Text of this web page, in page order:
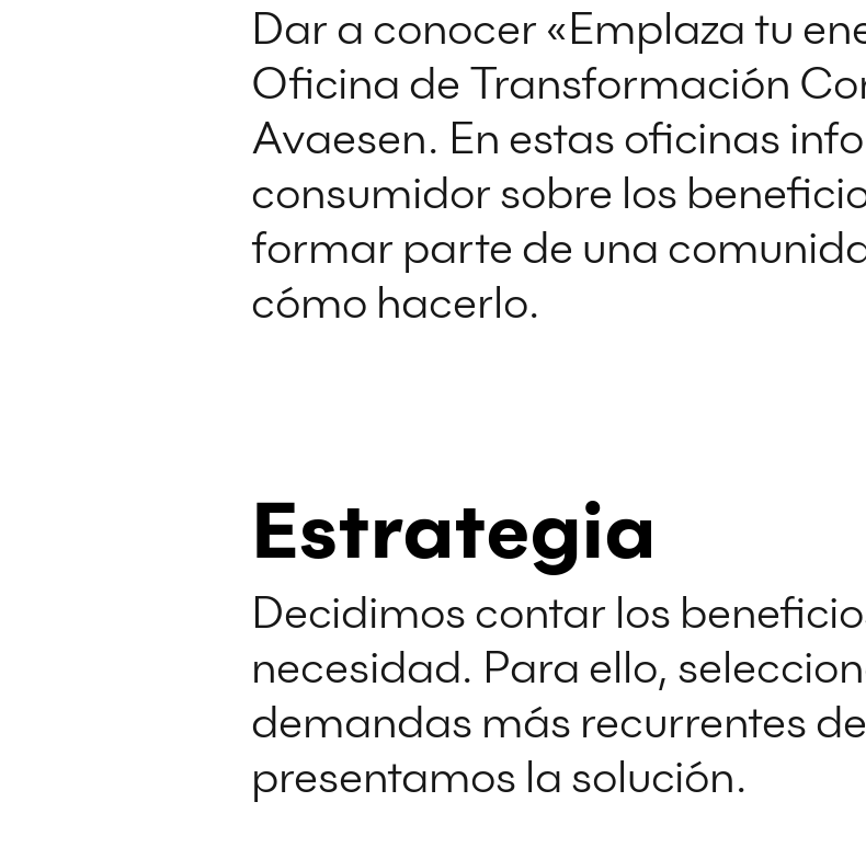
Dar a conocer «Emplaza tu
Oficina de Transformación
Avaesen. En estas oficinas
consumidor sobre los
formar parte de una
cómo hacerlo.
Estrategia
Decidimos contar los
necesidad. Para ello,
demandas más recurrentes
presentamos la solución.